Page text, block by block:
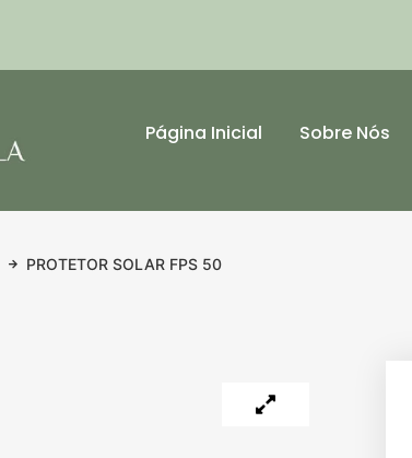
Página Inicial Sobre Nós
PROTETOR SOLAR FPS 50